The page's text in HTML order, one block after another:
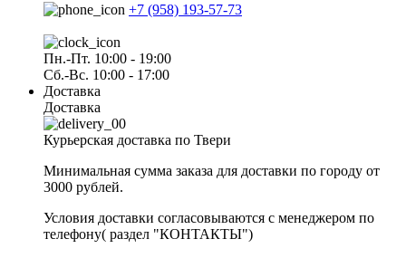
+7 (958) 193-57-73
Пн.-Пт. 10:00 - 19:00
Сб.-Вс. 10:00 - 17:00
Доставка
Доставка
Курьерская доставка по Твери
Минимальная сумма заказа для доставки по городу от
3000 рублей.
Условия доставки согласовываются с менеджером по
телефону( раздел "КОНТАКТЫ")